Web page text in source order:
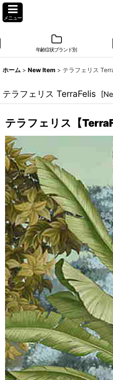
メニュー
年齢症状ブランド別
ホーム > New Item > テラフェリス
テラフェリス TerraFelis [
テラフェリス【